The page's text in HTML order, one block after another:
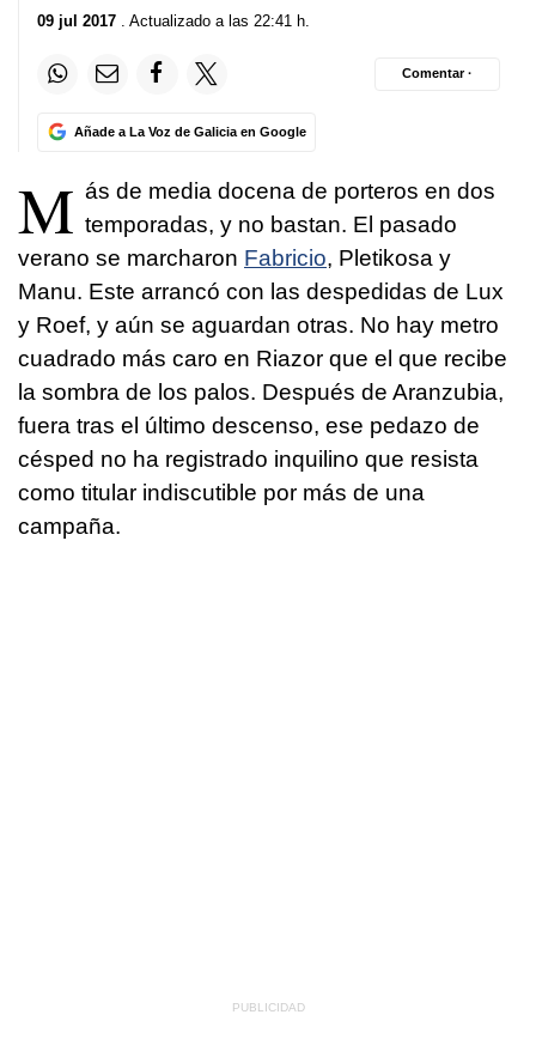
09 jul 2017 . Actualizado a las 22:41 h.
Añade a La Voz de Galicia en Google
Comentar ·
M ás de media docena de porteros en dos
temporadas, y no bastan. El pasado
verano se marcharon Fabricio, Pletikosa y
Manu. Este arrancó con las despedidas de Lux
y Roef, y aún se aguardan otras. No hay metro
cuadrado más caro en Riazor que el que recibe
la sombra de los palos. Después de Aranzubia,
fuera tras el último descenso, ese pedazo de
césped no ha registrado inquilino que resista
como titular indiscutible por más de una
campaña.